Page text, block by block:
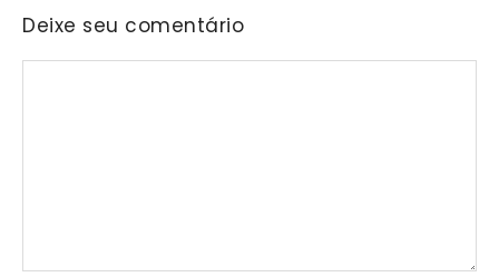
Deixe seu comentário